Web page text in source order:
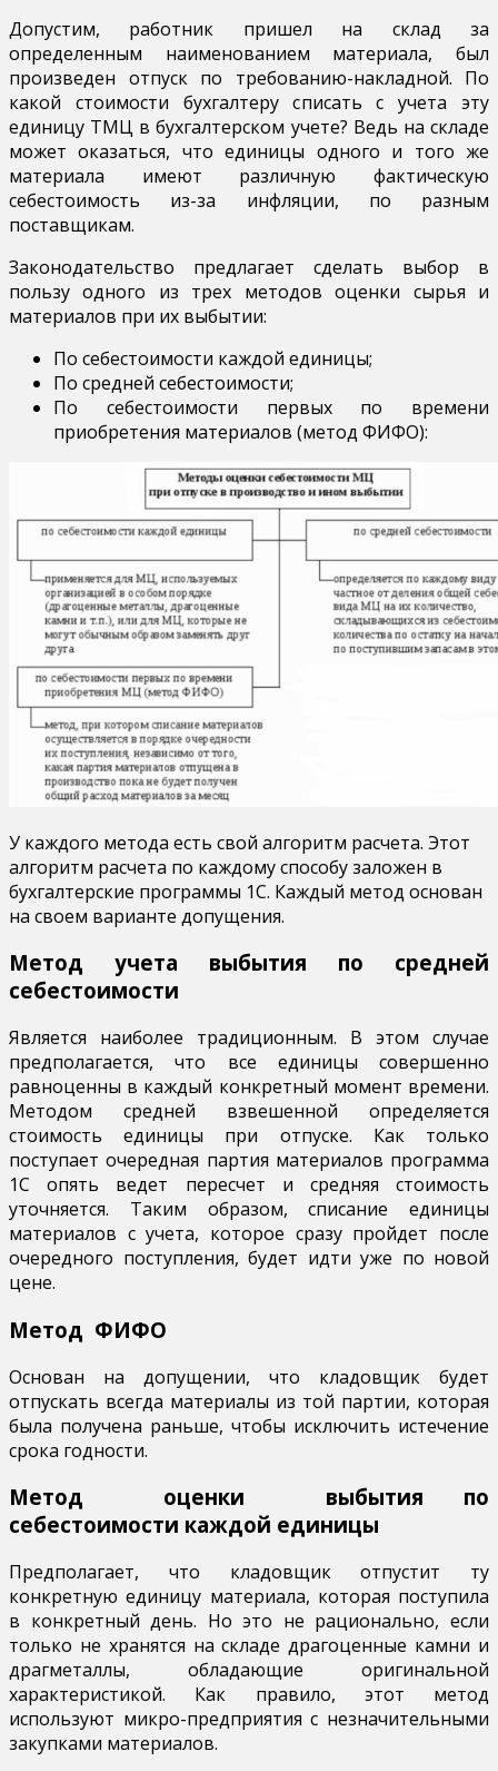
Допустим, работник пришел на склад за
определенным наименованием материала, был
произведен отпуск по требованию-накладной. По
какой стоимости бухгалтеру списать с учета эту
единицу ТМЦ в бухгалтерском учете? Ведь на складе
может оказаться, что единицы одного и того же
материала имеют различную фактическую
себестоимость из-за инфляции, по разным
поставщикам.
Законодательство предлагает сделать выбор в
пользу одного из трех методов оценки сырья и
материалов при их выбытии:
По себестоимости каждой единицы;
По средней себестоимости;
По себестоимости первых по времени
приобретения материалов (метод ФИФО):
У каждого метода есть свой алгоритм расчета. Этот
алгоритм расчета по каждому способу заложен в
бухгалтерские программы 1С. Каждый метод основан
на своем варианте допущения.
Метод учета выбытия по средней
себестоимости
Является наиболее традиционным. В этом случае
предполагается, что все единицы совершенно
равноценны в каждый конкретный момент времени.
Методом средней взвешенной определяется
стоимость единицы при отпуске. Как только
поступает очередная партия материалов программа
1С опять ведет пересчет и средняя стоимость
уточняется. Таким образом, списание единицы
материалов с учета, которое сразу пройдет после
очередного поступления, будет идти уже по новой
цене.
Метод ФИФО
Основан на допущении, что кладовщик будет
отпускать всегда материалы из той партии, которая
была получена раньше, чтобы исключить истечение
срока годности.
Метод оценки выбытия по
себестоимости каждой единицы
Предполагает, что кладовщик отпустит ту
конкретную единицу материала, которая поступила
в конкретный день. Но это не рационально, если
только не хранятся на складе драгоценные камни и
драгметаллы, обладающие оригинальной
характеристикой. Как правило, этот метод
используют микро-предприятия с незначительными
закупками материалов.